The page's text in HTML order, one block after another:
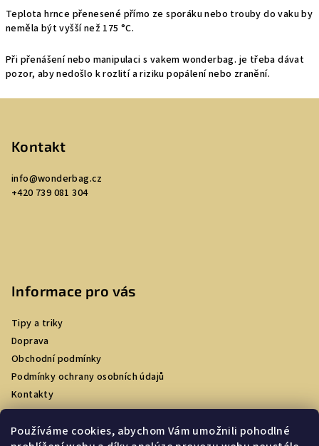
Používáme cookies, abychom Vám umožnili pohodlné
Teplota hrnce přenesené přímo ze sporáku nebo trouby do vaku by
neměla být vyšší než 175 °C.
Při přenášení nebo manipulaci s vakem wonderbag. je třeba dávat
pozor, aby nedošlo k rozlití a riziku popálení nebo zranění.
Kontakt
info@wonderbag.cz
+420 739 081 304
Informace pro vás
Tipy a triky
Doprava
Obchodní podmínky
Podmínky ochrany osobních údajů
Kontakty